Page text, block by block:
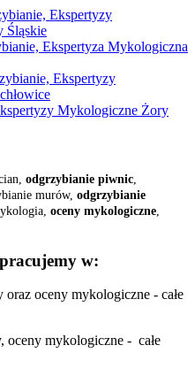
Ekspertyzy
Śląskie
Ekspertyza Mykologiczna
Ekspertyzy
Mykologiczne Żory
odgrzybianie piwnic,
murów, odgrzybianie
oceny mykologiczne,
w:
oraz oceny mykologiczne - całe
oceny mykologiczne - całe